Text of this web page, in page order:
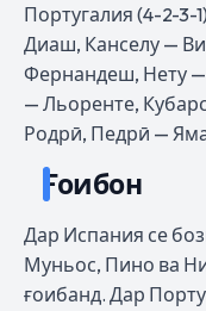
Португалия (4-2-
Диаш, Канселу —
Фернандеш, Нету
— Льоренте,
Родрӣ, Педрӣ —
Ғоибон
Дар Испания се
Муньос, Пино ва
ғоибанд. Дар